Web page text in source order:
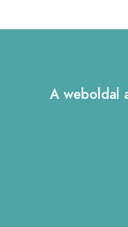
A weboldal